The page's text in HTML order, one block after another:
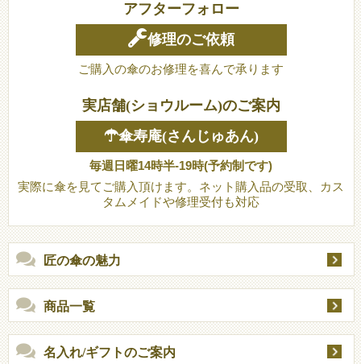
アフターフォロー
修理のご依頼
ご購入の傘のお修理を喜んで承ります
実店舗(ショウルーム)のご案内
☂傘寿庵(さんじゅあん)
毎週日曜14時半-19時(予約制です)
実際に傘を見てご購入頂けます。ネット購入品の受取、カス
タムメイドや修理受付も対応
匠の傘の魅力
商品一覧
名入れ/ギフトのご案内